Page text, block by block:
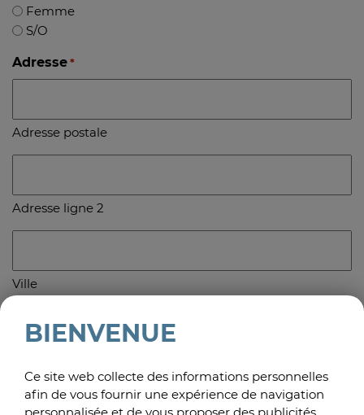
Femme
S/O
Adresse *
Adresse postale
Adresse ligne 2
Ville
BIENVENUE
Ce site web collecte des informations personnelles
afin de vous fournir une expérience de navigation
personnalisée et de vous proposer des publicités